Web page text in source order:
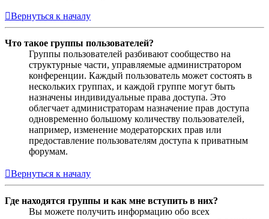
Вернуться к началу
Что такое группы пользователей?
Группы пользователей разбивают сообщество на
структурные части, управляемые администратором
конференции. Каждый пользователь может состоять в
нескольких группах, и каждой группе могут быть
назначены индивидуальные права доступа. Это
облегчает администраторам назначение прав доступа
одновременно большому количеству пользователей,
например, изменение модераторских прав или
предоставление пользователям доступа к приватным
форумам.
Вернуться к началу
Где находятся группы и как мне вступить в них?
Вы можете получить информацию обо всех